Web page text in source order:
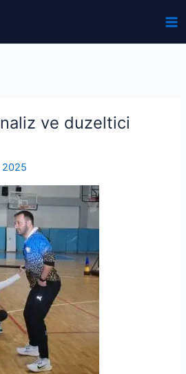
ve duzeltici
2025